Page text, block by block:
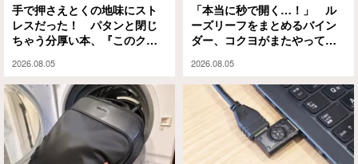
手で押さえとくの地味にスト
レスだった！ パタンと閉じ
ちゃう分厚い本、『このクリ
2026.08.05
「本当に秒で開く…！」 ル
ーズリーフをまとめるバイン
ダー、コクヨがまたやってく
2026.08.05